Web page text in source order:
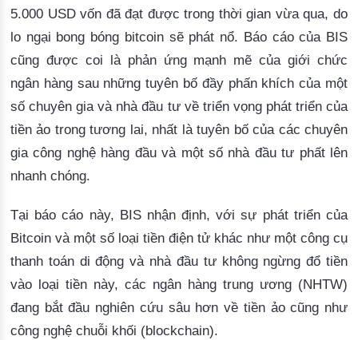
5.000 USD vốn đã đạt được trong thời gian vừa qua, do
lo ngại bong bóng bitcoin sẽ phát nổ. Báo cáo của BIS
cũng được coi là phản ứng mạnh mẽ của giới chức
ngân hàng sau những tuyên bố đầy phấn khích của một
số chuyên gia và nhà đầu tư về triển vọng phát triển của
tiền ảo trong tương lai, nhất là tuyên bố của các chuyên
gia công nghệ hàng đầu và một số nhà đầu tư phất lên
nhanh chóng.
Tại báo cáo này, BIS nhận định, với sự phát triển của
Bitcoin và một số loại tiền điện tử khác như một công cụ
thanh toán di động và nhà đầu tư không ngừng đổ tiền
vào loại tiền này, các ngân hàng trung ương (NHTW)
đang bắt đầu nghiên cứu sâu hơn về tiền ảo cũng như
công nghệ chuỗi khối (blockchain).